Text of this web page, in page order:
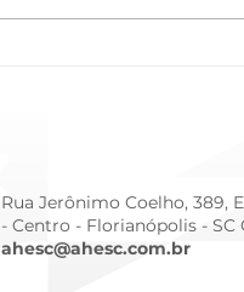
Rua Jerônimo Coelho, 389,
- Centro - Florianópolis - SC
ahesc@ahesc.com.br